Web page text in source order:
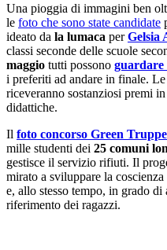
Una pioggia di immagini ben
le foto che sono state candidate
ideato da la lumaca perGelsia
classi seconde delle scuole
maggio tutti possono guardare
i preferiti ad andare in finale.
riceveranno sostanziosi premi
didattiche.
Il foto concorso Green
mille studenti dei 25 comuni
gestisce il servizio rifiuti. Il
mirato a sviluppare la
e, allo stesso tempo, in grado
riferimento dei ragazzi.